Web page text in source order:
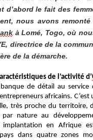
d’abord le fait des
nous avons remonté
à Lomé, Togo, où
directrice de la
de la démarche.
de l’activité d’
de détail au service
africains.
très proche du territoire,
nature au
en Afrique
dans quatre zones